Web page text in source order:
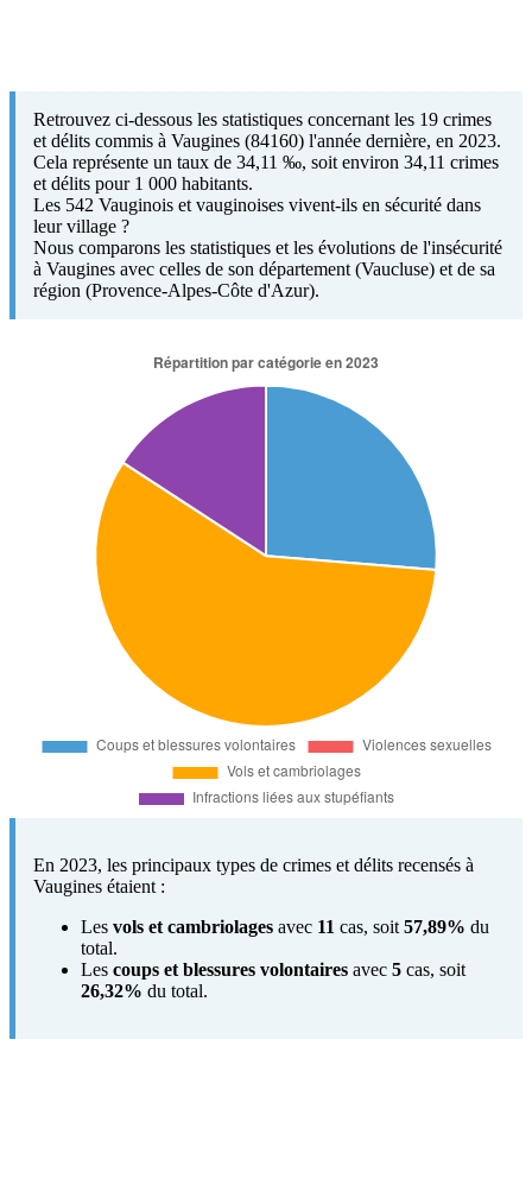
Retrouvez ci-dessous les statistiques concernant les 19 crimes
et délits commis à Vaugines (84160) l'année dernière, en 2023.
Cela représente un taux de 34,11 ‰, soit environ 34,11 crimes
et délits pour 1 000 habitants.
Les 542 Vauginois et vauginoises vivent-ils en sécurité dans
leur village ?
Nous comparons les statistiques et les évolutions de l'insécurité
à Vaugines avec celles de son département (Vaucluse) et de sa
région (Provence-Alpes-Côte d'Azur).
En 2023, les principaux types de crimes et délits recensés à
Vaugines étaient :
Les vols et cambriolages avec 11 cas, soit 57,89% du
total.
Les coups et blessures volontaires avec 5 cas, soit
26,32% du total.